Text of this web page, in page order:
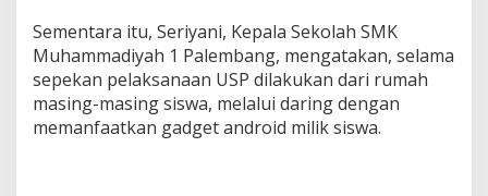
Sementara itu, Seriyani, Kepala Sekolah SMK
Muhammadiyah 1 Palembang, mengatakan, selama
sepekan pelaksanaan USP dilakukan dari rumah
masing-masing siswa, melalui daring dengan
memanfaatkan gadget android milik siswa.